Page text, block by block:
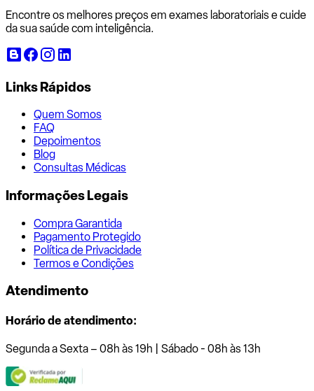
Encontre os melhores preços em exames laboratoriais e cuide
da sua saúde com inteligência.
Links Rápidos
Quem Somos
FAQ
Depoimentos
Blog
Consultas Médicas
Informações Legais
Compra Garantida
Pagamento Protegido
Política de Privacidade
Termos e Condições
Atendimento
Horário de atendimento:
Segunda a Sexta – 08h às 19h | Sábado - 08h às 13h